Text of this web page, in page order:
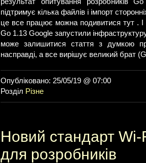
підтримує кілька файлів і імпорт
це все працює можна подивитися тут .
Go 1.13 Google запустили
може залишитися стаття з думкою
насправді, а все вирішує великий брат
Опубліковано: 25/05/19 @ 07:00
Розділ Різне
Новий стандарт Wi-
для розробників